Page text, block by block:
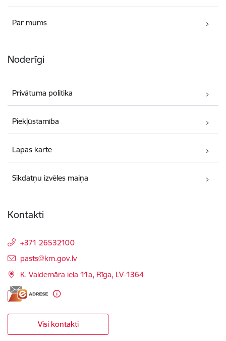
Par mums
Noderīgi
Privātuma politika
Piekļūstamība
Lapas karte
Sīkdatņu izvēles maiņa
Kontakti
+371 26532100
E-pasts:
pasts@km.gov.lv
K. Valdemāra iela 11a, Rīga, LV-1364
Visi kontakti